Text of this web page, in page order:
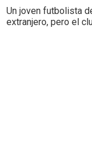
Un joven futbolista
extranjero, pero el